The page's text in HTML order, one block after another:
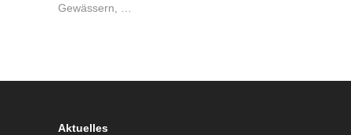
Gewässern, …
Aktuelles